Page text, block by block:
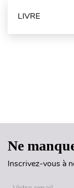
LIVRE
Ne
Inscrivez-vous à